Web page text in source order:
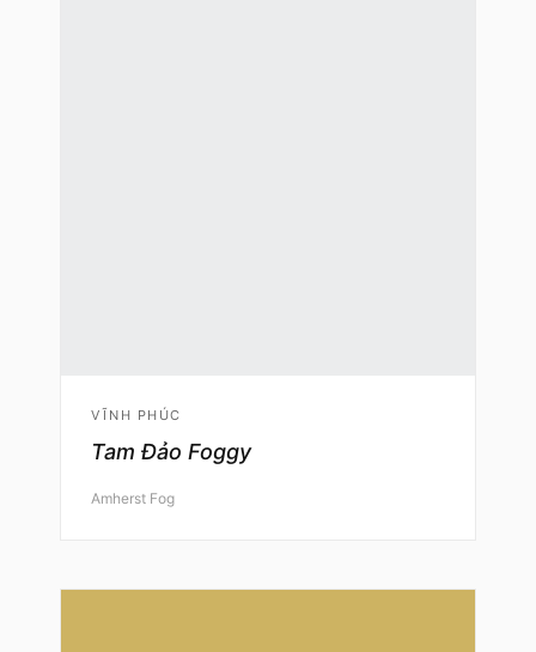
VĨNH PHÚC
Tam Đảo Foggy
Amherst Fog